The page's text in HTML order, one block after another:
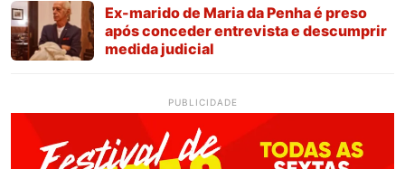
Ex-marido de Maria da Penha é preso
após conceder entrevista e descumprir
medida judicial
PUBLICIDADE